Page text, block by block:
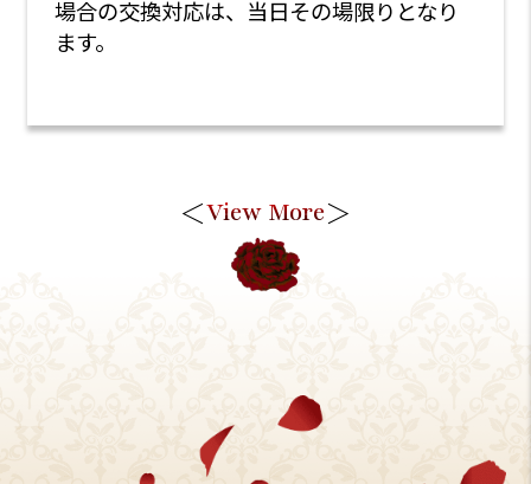
場合の交換対応は、当日その場限りとなり
ます。
＜View More＞